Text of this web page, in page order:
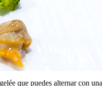
que puedes alternar con